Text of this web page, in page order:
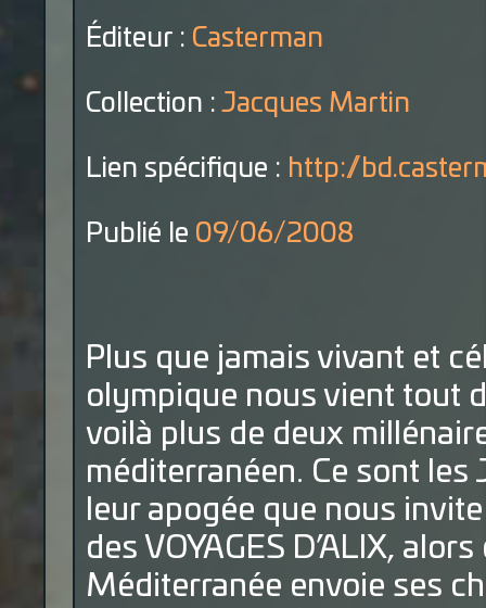
Éditeur : Casterman
Collection : Jacques Martin
Lien spécifique : http://
Publié le 09/06/2008
Plus que jamais vivant et
olympique nous vient tout
voilà plus de deux
méditerranéen. Ce sont les
leur apogée que nous
des VOYAGES D’ALIX,
Méditerranée envoie ses